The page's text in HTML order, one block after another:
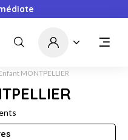
MONTPELLIER